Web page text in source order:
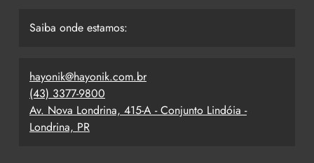
Saiba onde estamos:
hayonik@hayonik.com.br
(43) 3377-9800
Av. Nova Londrina, 415-A - Conjunto Lindóia -
Londrina, PR